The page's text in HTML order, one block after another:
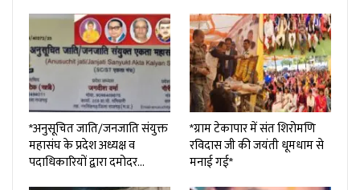
*अनुसूचित जाति/जनजाति संयुक्त
महासंघ के प्रदेश अध्यक्ष व
पदाधिकारियों द्वारा दमोदर…
*ग्राम टेकापार में संत शिरोमणि
रविदास जी की जयंती धूमधाम से
मनाई गई*